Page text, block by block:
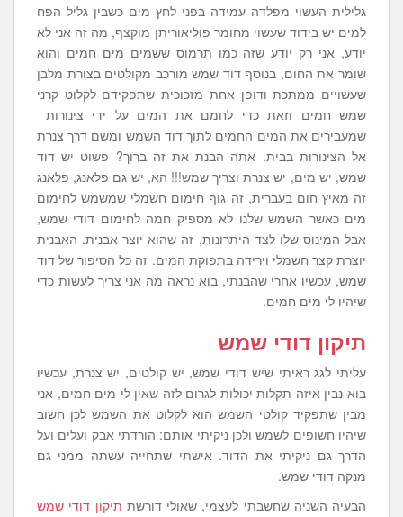
גלילית העשוי מפלדה עמידה בפני לחץ מים כשבין גליל הפח
למים יש בידוד שעשוי מחומר פוליאוריתן מוקצף, מה זה אני לא
יודע, אני רק יודע שזה כמו תרמוס ששמים מים חמים והוא
שומר את החום, בנוסף דוד שמש מורכב מקולטים בצורת מלבן
שעשויים ממתכת ודופן אחת מזכוכית שתפקידם לקלוט קרני
שמש חמים וזאת כדי לחמם את המים על ידי צינורות
שמעבירים את המים החמים לתוך דוד השמש ומשם דרך צנרת
אל הצינורות בבית. אתה הבנת את זה ברוך? פשוט יש דוד
שמש, יש מים, יש צנרת וצריך שמש!!! הא, יש גם פלאנג, פלאנג
זה מאיץ חום בעברית, זה גוף חימום חשמלי שמשמש לחימום
מים כאשר השמש שלנו לא מספיק חמה לחימום דודי שמש,
אבל המינוס שלו לצד היתרונות, זה שהוא יוצר אבנית. האבנית
יוצרת קצר חשמלי וירידה בתפוקת המים. זה כל הסיפור של דוד
שמש, עכשיו אחרי שהבנתי, בוא נראה מה אני צריך לעשות כדי
שיהיו לי מים חמים.
תיקון דודי שמש
עליתי לגג ראיתי שיש דודי שמש, יש קולטים, יש צנרת, עכשיו
בוא נבין איזה תקלות יכולות לגרום לזה שאין לי מים חמים, אני
מבין שתפקיד קולטי השמש הוא לקלוט את השמש לכן חשוב
שיהיו חשופים לשמש ולכן ניקיתי אותם: הורדתי אבק ועלים ועל
הדרך גם ניקיתי את הדוד. אישתי שתחייה עשתה ממני גם
מנקה דודי שמש.
הבעיה השניה שחשבתי לעצמי, שאולי דורשת תיקון דודי שמש